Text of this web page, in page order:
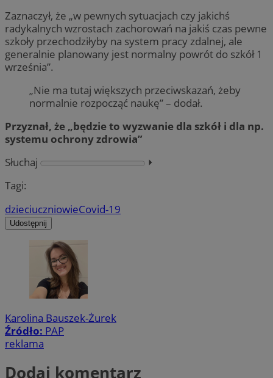
Zaznaczył, że „w pewnych sytuacjach czy jakichś
radykalnych wzrostach zachorowań na jakiś czas pewne
szkoły przechodziłyby na system pracy zdalnej, ale
generalnie planowany jest normalny powrót do szkół 1
września”.
„Nie ma tutaj większych przeciwskazań, żeby
normalnie rozpocząć naukę” – dodał.
Przyznał, że „będzie to wyzwanie dla szkół i dla np.
systemu ochrony zdrowia”
Słuchaj
⏵︎
Tagi:
dzieciuczniowieCovid-19
Udostępnij
Karolina Bauszek-Żurek
Źródło: PAP
reklama
Dodaj komentarz